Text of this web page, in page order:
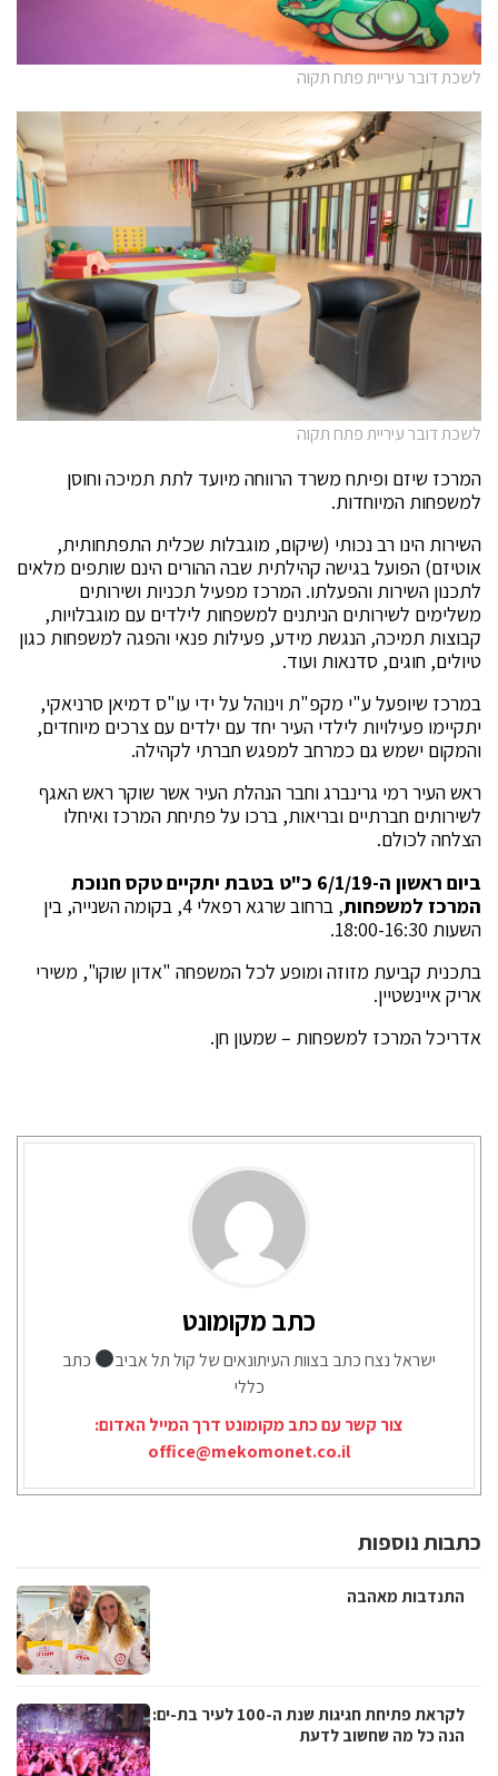
לשכת דובר עיריית פתח תקוה
לשכת דובר עיריית פתח תקוה
המרכז שיזם ופיתח משרד הרווחה מיועד לתת תמיכה וחוסן
למשפחות המיוחדות.
השירות הינו רב נכותי (שיקום, מוגבלות שכלית התפתחותית,
אוטיזם) הפועל בגישה קהילתית שבה ההורים הינם שותפים מלאים
לתכנון השירות והפעלתו. המרכז מפעיל תכניות ושירותים
משלימים לשירותים הניתנים למשפחות לילדים עם מוגבלויות,
קבוצות תמיכה, הנגשת מידע, פעילות פנאי והפגה למשפחות כגון
טיולים, חוגים, סדנאות ועוד.
במרכז שיופעל ע"י מקפ"ת וינוהל על ידי עו"ס דמיאן סרניאקי,
יתקיימו פעילויות לילדי העיר יחד עם ילדים עם צרכים מיוחדים,
והמקום ישמש גם כמרחב למפגש חברתי לקהילה.
ראש העיר רמי גרינברג וחבר הנהלת העיר אשר שוקר ראש האגף
לשירותים חברתיים ובריאות, ברכו על פתיחת המרכז ואיחלו
הצלחה לכולם.
ביום ראשון ה-6/1/19 כ"ט בטבת יתקיים טקס חנוכת
המרכז למשפחות
, ברחוב שרגא רפאלי 4, בקומה השנייה, בין
השעות 18:00-16:30.
בתכנית קביעת מזוזה ומופע לכל המשפחה "אדון שוקו", משירי
אריק איינשטיין.
אדריכל המרכז למשפחות – שמעון חן.
כתב מקומונט
ישראל נצח כתב בצוות העיתונאים של קול תל אביב
כתב
כללי
צור קשר עם כתב מקומונט דרך המייל האדום:
office@mekomonet.co.il
כתבות נוספות
התנדבות מאהבה
לקראת פתיחת חגיגות שנת ה-100 לעיר בת-ים:
הנה כל מה שחשוב לדעת